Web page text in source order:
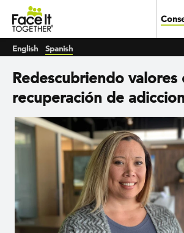
Skip to main content
English Spanish
Redescubriendo valores
recuperación de